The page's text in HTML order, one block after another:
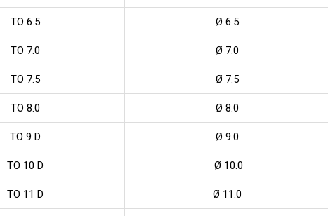
TO 6.5 Ø 6.5
TO 7.0 Ø 7.0
TO 7.5 Ø 7.5
TO 8.0 Ø 8.0
TO 9 D Ø 9.0
TO 10 D Ø 10.0
TO 11 D Ø 11.0